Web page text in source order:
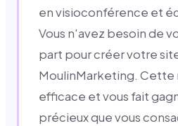
en visioconférence et
Vous n'avez besoin de
part pour créer votre
MoulinMarketing.
efficace et vous fait
précieux que vous